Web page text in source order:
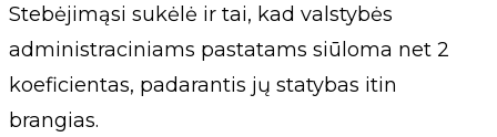
Stebėjimąsi sukėlė ir tai, kad valstybės
administraciniams pastatams siūloma net 2
koeficientas, padarantis jų statybas itin
brangias.